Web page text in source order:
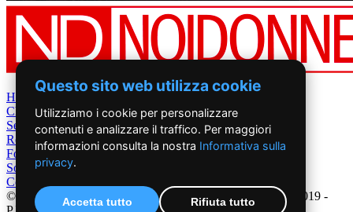
Home
Chi Siamo
Settimanale
Rete News
Foto&Video
Sostienici
Contatti
©2019 - NoiDonne - Iscrizione ROC n.33421 del 23 /09/ 2019 -
Questo sito web utilizza cookie
Utilizziamo i cookie per personalizzare
contenuti e analizzare il traffico. Per maggiori
informazioni consulta la nostra Informativa sulla
privacy.
Accetta tutto Rifiuta tutto